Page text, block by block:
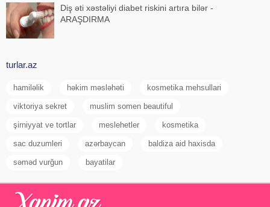
Diş əti xəstəliyi diabet riskini artıra bilər -
ARAŞDIRMA
turlar.az
hamiləlik həkim məsləhəti kosmetika mehsullari
viktoriya sekret muslim somen beautiful
şirniyyat ve tortlar meslehetler kosmetika
sac duzumleri azərbaycan baldiza aid haxisda
səməd vurğun bayatilar